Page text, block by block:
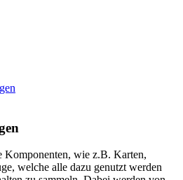
Komponenten, wie z.B. Karten,
welche alle dazu genutzt werden